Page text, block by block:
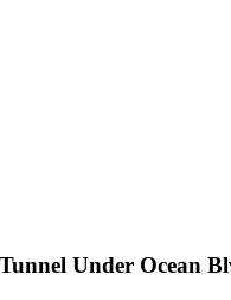
Under Ocean